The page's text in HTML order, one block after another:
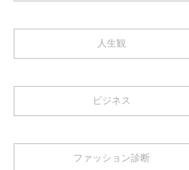
人生観
ビジネス
ファッション診断